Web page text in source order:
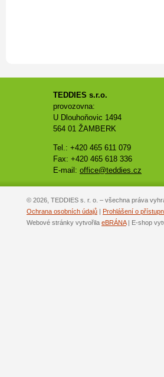
TEDDIES s.r.o.
provozovna:
U Dlouhoňovic 1494
564 01 ŽAMBERK
Tel.: +420 465 611 079
Fax: +420 465 618 336
E-mail: office@teddies.cz
© 2026, TEDDIES s. r. o. – všechna práva
Ochrana osobních údajů | Prohlášení o
Webové stránky vytvořila eBRÁNA| E-shop